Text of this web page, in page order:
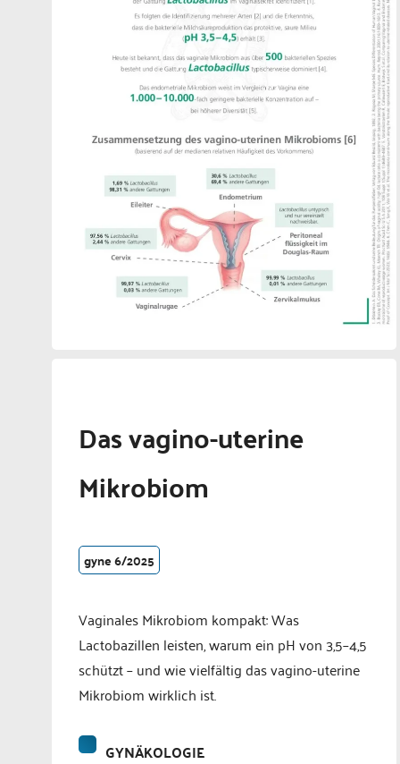
Das vagino-uterine
Mikrobiom
gyne 6/2025
Vaginales Mikrobiom kompakt: Was
Lactobazillen leisten, warum ein pH von 3,5–4,5
schützt – und wie vielfältig das vagino-uterine
Mikrobiom wirklich ist.
GYNÄKOLOGIE